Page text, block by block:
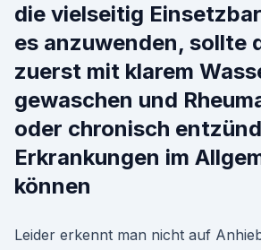
die vielseitig
es anzuwenden, sollte
zuerst mit klarem
gewaschen und
oder chronisch
Erkrankungen im
können
Leider erkennt man nicht auf